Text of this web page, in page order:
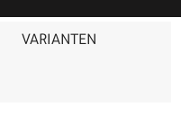
VARIANTEN